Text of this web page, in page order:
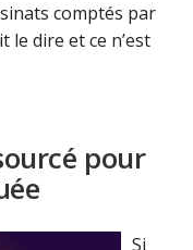
comptés par
le dire et ce n’est
pour
Si